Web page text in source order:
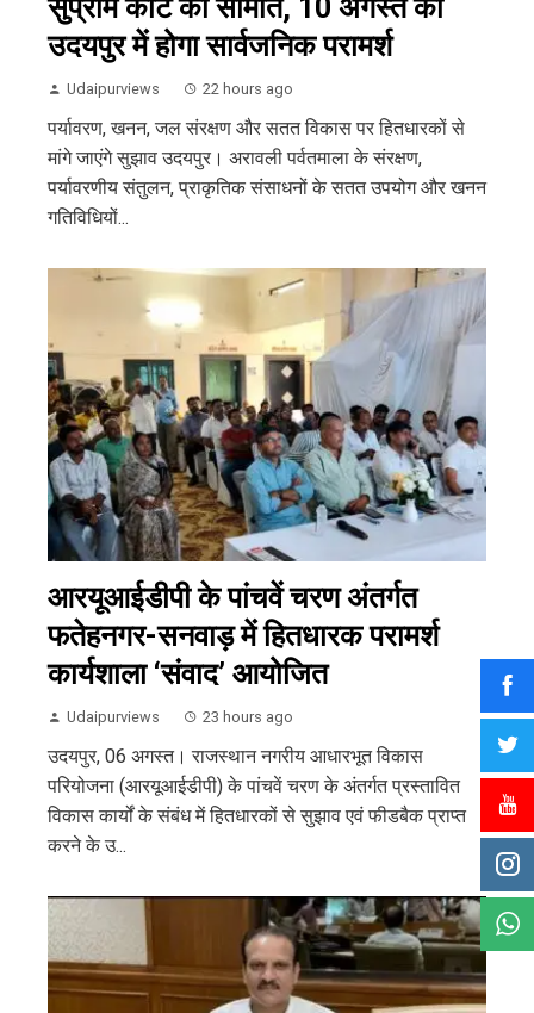
सुप्रीम कोर्ट की समिति, 10 अगस्त को
उदयपुर में होगा सार्वजनिक परामर्श
Udaipurviews 22 hours ago
पर्यावरण, खनन, जल संरक्षण और सतत विकास पर हितधारकों से
मांगे जाएंगे सुझाव उदयपुर। अरावली पर्वतमाला के संरक्षण,
पर्यावरणीय संतुलन, प्राकृतिक संसाधनों के सतत उपयोग और खनन
गतिविधियों...
आरयूआईडीपी के पांचवें चरण अंतर्गत
फतेहनगर-सनवाड़ में हितधारक परामर्श
कार्यशाला ‘संवाद’ आयोजित
Udaipurviews 23 hours ago
उदयपुर, 06 अगस्त। राजस्थान नगरीय आधारभूत विकास
परियोजना (आरयूआईडीपी) के पांचवें चरण के अंतर्गत प्रस्तावित
विकास कार्यों के संबंध में हितधारकों से सुझाव एवं फीडबैक प्राप्त
करने के उ...